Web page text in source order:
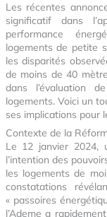
Les récentes
significatif dans
performance
logements de petite
les disparités
de moins de 40
dans l’évaluation
logements. Voici un
ses implications pour
Contexte de la
Le 12 janvier 2024,
l’intention des
les logements de
constatations
« passoires
l’Ademe a